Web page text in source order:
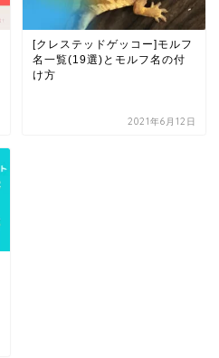
[クレステッドゲッコー]モルフ
名一覧(19選)とモルフ名の付
け方
2021年6月12日